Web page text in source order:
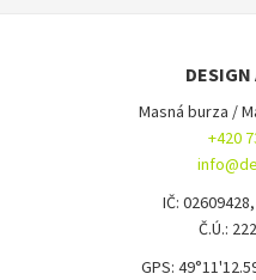
DESIGN
Masná burza /
+420
IČ:
Č.Ú.:
GPS: